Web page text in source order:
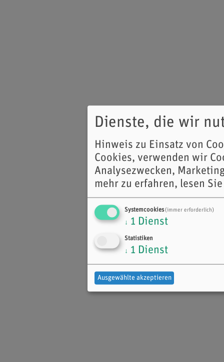
Dienste, die wir
Hinweis zu Einsatz von
Cookies, verwenden wir
Analysezwecken,
mehr zu erfahren, lesen
Systemcookies(immer erforderlich)
↓ 1 Dienst
Statistiken
↓ 1 Dienst
Ausgewählte akzeptieren